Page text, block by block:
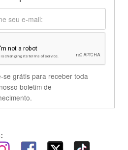
se grátis para receber toda
boletim de